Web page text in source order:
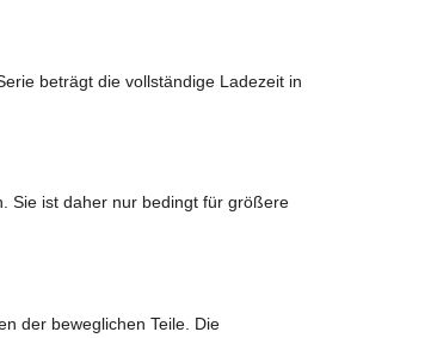
beträgt die vollständige Ladezeit in
Sie ist daher nur bedingt für größere
der beweglichen Teile. Die